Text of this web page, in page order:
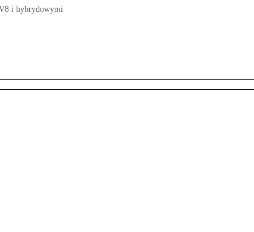
i hybrydowymi